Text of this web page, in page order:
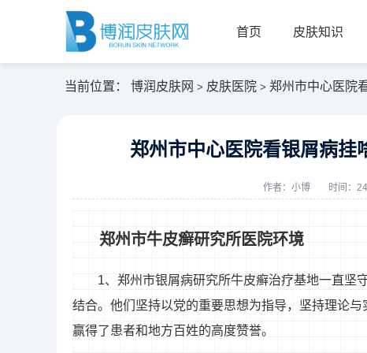
首页 皮肤知识
当前位置： 博润皮肤网 > 皮肤医院 > 郑州市中心医院
郑州市中心医院看银屑病挂
作者： 小博 时间：
郑州市牛皮癣研究所医院环境
1、郑州市银屑病研究所牛皮癣治疗基地一直坚
结合。他们坚持以党的重要思想为指导，坚持理论与
赢得了患者和地方百姓的高度赞誉。